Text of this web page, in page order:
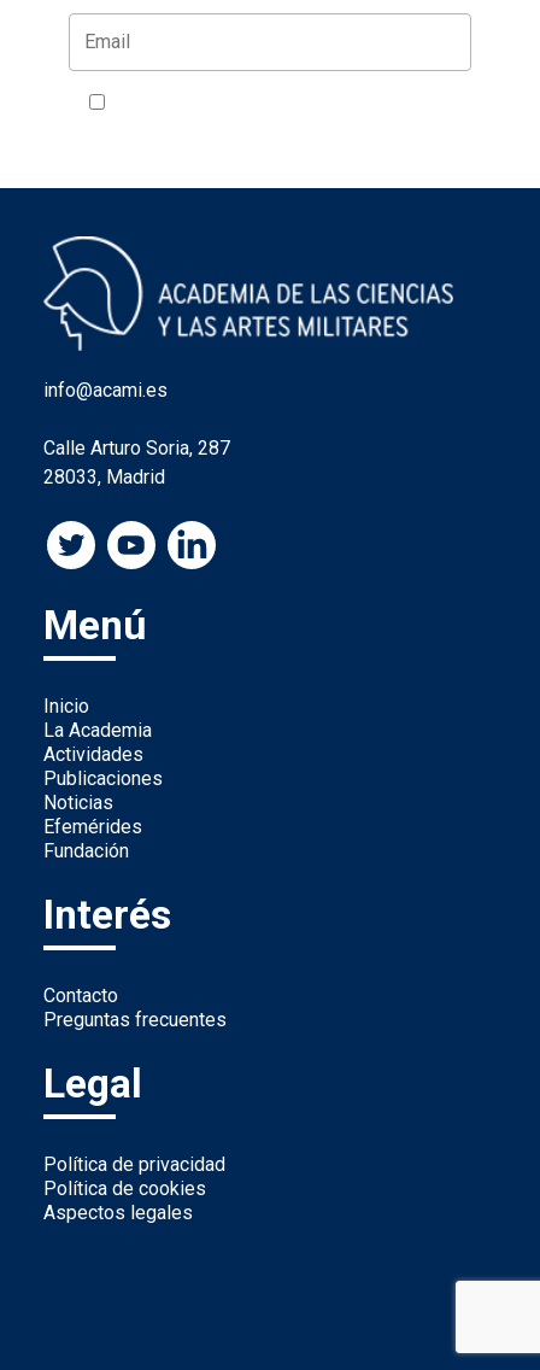
info@acami.es
Calle Arturo Soria, 287
28033, Madrid
Menú
Inicio
La Academia
Actividades
Publicaciones
Noticias
Efemérides
Fundación
Interés
Contacto
Preguntas frecuentes
Legal
Política de privacidad
Política de cookies
Aspectos legales